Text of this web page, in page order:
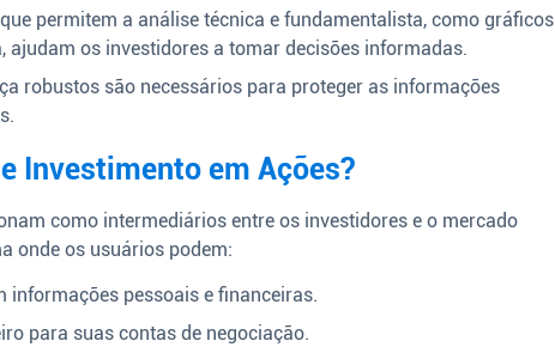
permitem a análise técnica e fundamentalista, como gráficos
ajudam os investidores a tomar decisões informadas.
robustos são necessários para proteger as informações
Investimento em Ações?
como intermediários entre os investidores e o mercado
onde os usuários podem:
informações pessoais e financeiras.
para suas contas de negociação.